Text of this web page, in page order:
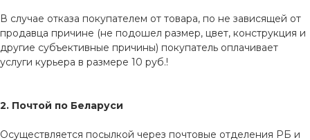
В случае отказа покупателем от товара, по не зависящей от
продавца причине (не подошел размер, цвет, конструкция и
другие субъективные причины) покупатель оплачивает
услуги курьера в размере 10 руб.!
2. Почтой по Беларуси
Осуществляется посылкой через почтовые отделения РБ и